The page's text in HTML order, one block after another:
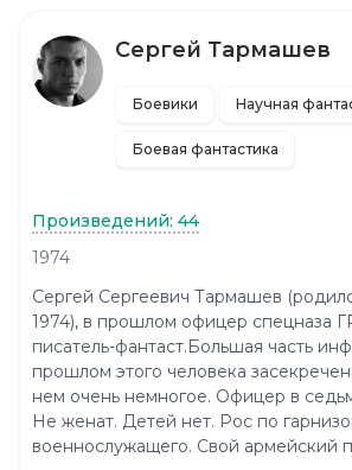
Сергей Тармашев
Боевики Научная
Боевая фантастика
Произведений: 44
1974
Сергей Сергеевич Тармашев
1974), в прошлом офицер спецназа
писатель-фантаст.Большая часть
прошлом этого человека
нем очень немногое. Офицер в
Не женат. Детей нет. Рос по
военнослужащего. Свой армейский